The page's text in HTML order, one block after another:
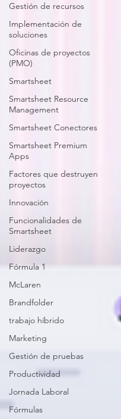
Gestión de recursos
Implementación de
soluciones
Oficinas de proyectos
(PMO)
Smartsheet
Smartsheet Resource
Management
Smartsheet Conectores
Smartsheet Premium
Apps
Factores que destruyen
proyectos
Innovación
Funcionalidades de
Smartsheet
Liderazgo
Fórmula 1
McLaren
Brandfolder
trabajo híbrido
Marketing
Gestión de pruebas
Productividad
Jornada Laboral
Fórmulas